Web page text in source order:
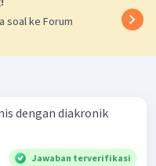
soal ke Forum
dengan diakronik
Jawaban terverifikasi